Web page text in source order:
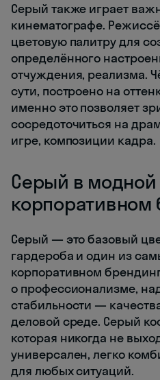
Серый также играет
кинематографе.
цветовую палитру для
определённого
отчуждения, реализма.
сути, построено на
именно это позволяет
сосредоточиться на
игре, композиции кадра.
Серый в модной
корпоративном
Серый — это базовый
гардероба и один из
корпоративном
о профессионализме,
стабильности —
деловой среде. Серый
которая никогда не
универсален, легко
для любых ситуаций.